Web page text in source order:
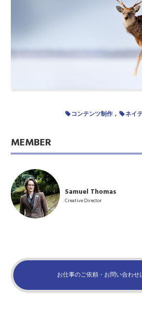
コンテンツ制作 ネイ
MEMBER
Samuel Thomas
Creative Director
お仕事のご依頼・お問い合わせ